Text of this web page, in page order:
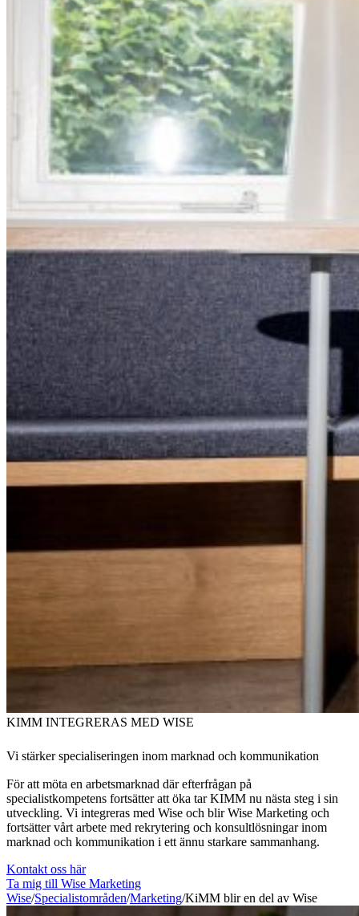
KIMM INTEGRERAS MED WISE
Vi stärker specialiseringen inom marknad och kommunikation
För att möta en arbetsmarknad där efterfrågan på
specialistkompetens fortsätter att öka tar KIMM nu nästa steg i sin
utveckling. Vi integreras med Wise och blir Wise Marketing och
fortsätter vårt arbete med rekrytering och konsultlösningar inom
marknad och kommunikation i ett ännu starkare sammanhang.
Kontakt oss här
Ta mig till Wise Marketing
Wise/Specialistområden/Marketing/KiMM blir en del av Wise